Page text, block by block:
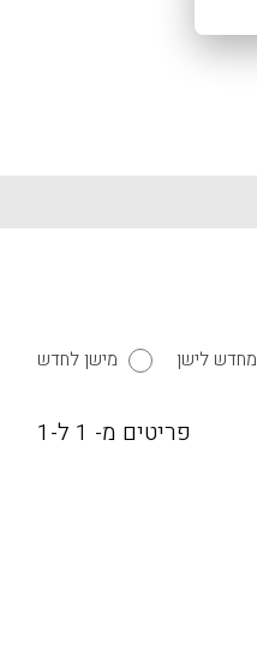
מחדש לישן
מישן לחדש
פריטים מ- 1 ל-1